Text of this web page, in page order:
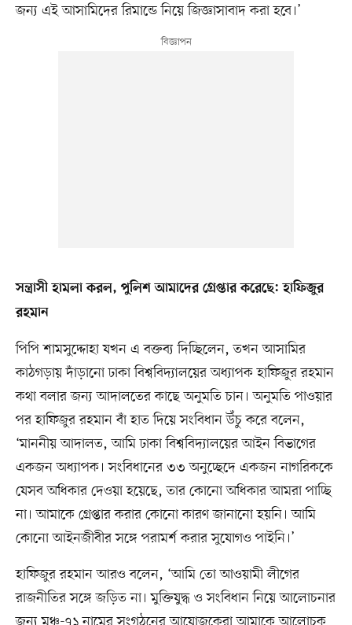
জন্য এই আসামিদের রিমান্ডে নিয়ে জিজ্ঞাসাবাদ করা হবে।’
সন্ত্রাসী হামলা করল, পুলিশ আমাদের গ্রেপ্তার করেছে: হাফিজুর
রহমান
পিপি শামসুদ্দোহা যখন এ বক্তব্য দিচ্ছিলেন, তখন আসামির
কাঠগড়ায় দাঁড়ানো ঢাকা বিশ্ববিদ্যালয়ের অধ্যাপক হাফিজুর রহমান
কথা বলার জন্য আদালতের কাছে অনুমতি চান। অনুমতি পাওয়ার
পর হাফিজুর রহমান বাঁ হাত দিয়ে সংবিধান উঁচু করে বলেন,
‘মাননীয় আদালত, আমি ঢাকা বিশ্ববিদ্যালয়ের আইন বিভাগের
একজন অধ্যাপক। সংবিধানের ৩৩ অনুচ্ছেদে একজন নাগরিককে
যেসব অধিকার দেওয়া হয়েছে, তার কোনো অধিকার আমরা পাচ্ছি
না। আমাকে গ্রেপ্তার করার কোনো কারণ জানানো হয়নি। আমি
কোনো আইনজীবীর সঙ্গে পরামর্শ করার সুযোগও পাইনি।’
হাফিজুর রহমান আরও বলেন, ‘আমি তো আওয়ামী লীগের
রাজনীতির সঙ্গে জড়িত না। মুক্তিযুদ্ধ ও সংবিধান নিয়ে আলোচনার